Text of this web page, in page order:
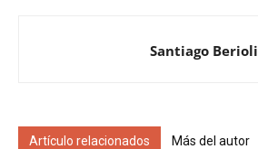
Santiago Berioli
Artículo relacionados Más del autor